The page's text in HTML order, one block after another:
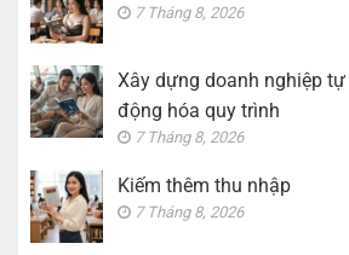
7 Tháng 8, 2026
Xây dựng doanh nghiệp
động hóa quy trình
7 Tháng 8, 2026
Kiếm thêm thu nhập
7 Tháng 8, 2026